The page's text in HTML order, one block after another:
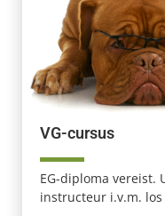
VG-cursus
EG-diploma
instructeur i.v.m.